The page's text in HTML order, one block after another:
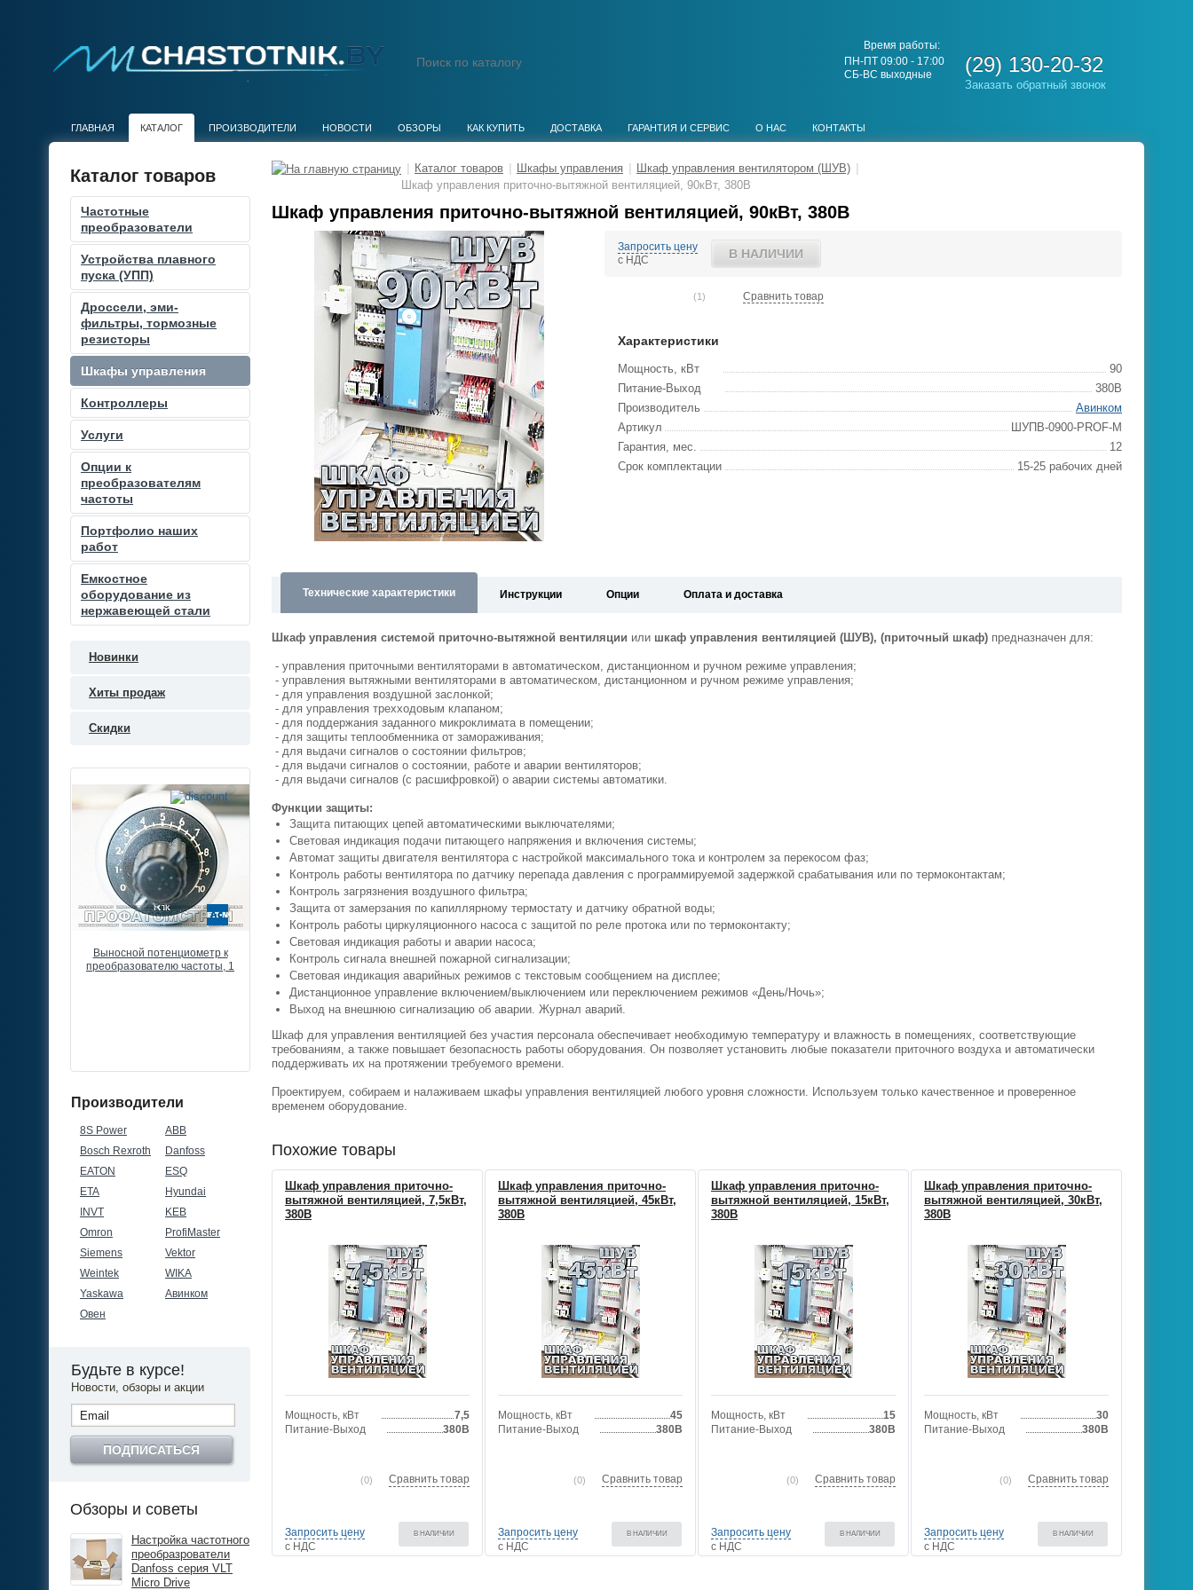
Время работы:
ПН-ПТ 09:00 - 17:00
СБ-ВС выходные
(29) 130-20-32
Заказать обратный звонок
ГЛАВНАЯ КАТАЛОГ ПРОИЗВОДИТЕЛИ НОВОСТИ ОБЗОРЫ КАК КУПИТЬ ДОСТАВКА ГАРАНТИЯ И СЕРВИС О НАС КОНТАКТЫ
Каталог товаров
Частотные
преобразователи
Устройства плавного
пуска (УПП)
Дроссели, эми-
фильтры, тормозные
резисторы
Шкафы управления
Контроллеры
Услуги
Опции к
преобразователям
частоты
Портфолио наших
работ
Емкостное
оборудование из
нержавеющей стали
Новинки
Хиты продаж
Скидки
Выносной потенциометр к
преобразователю частоты, 1
Частотный преобразователь
Danfoss VLT Micro Drive FC51,
22кВт, 43А, 380В, 3ф
Производители
8S Power
ABB
Bosch Rexroth
Danfoss
EATON
ESQ
ETA
Hyundai
INVT
KEB
Omron
ProfiMaster
Siemens
Vektor
Weintek
WIKA
Yaskawa
Авинком
Овен
Будьте в курсе!
Новости, обзоры и акции
ПОДПИСАТЬСЯ
Обзоры и советы
Настройка частотного
преобразрователи
Danfoss серия VLT
Micro Drive
Каталог товаров Шкафы управления Шкаф управления вентилятором (ШУВ)
Шкаф управления приточно-вытяжной вентиляцией, 90кВт, 380В
Шкаф управления приточно-вытяжной вентиляцией, 90кВт, 380В
Запросить цену
с НДС
В НАЛИЧИИ
(1) Сравнить товар
Характеристики
Мощность, кВт
90
Питание-Выход
380В
Производитель
Авинком
Артикул
ШУПВ-0900-PROF-M
Гарантия, мес.
12
Срок комплектации
15-25 рабочих дней
Технические характеристики Инструкции Опции Оплата и доставка
Шкаф управления системой приточно-вытяжной вентиляции или шкаф управления вентиляцией (ШУВ), (приточный шкаф) предназначен для:
- управления приточными вентиляторами в автоматическом, дистанционном и ручном режиме управления;
- управления вытяжными вентиляторами в автоматическом, дистанционном и ручном режиме управления;
- для управления воздушной заслонкой;
- для управления трехходовым клапаном;
- для поддержания заданного микроклимата в помещении;
- для защиты теплообменника от замораживания;
- для выдачи сигналов о состоянии фильтров;
- для выдачи сигналов о состоянии, работе и аварии вентиляторов;
- для выдачи сигналов (с расшифровкой) о аварии системы автоматики.
Функции защиты:
Защита питающих цепей автоматическими выключателями;
Световая индикация подачи питающего напряжения и включения системы;
Автомат защиты двигателя вентилятора c настройкой максимального тока и контролем за перекосом фаз;
Контроль работы вентилятора по датчику перепада давления c программируемой задержкой срабатывания или по термоконтактам;
Контроль загрязнения воздушного фильтра;
Защита от замерзания по капиллярному термостату и датчику обратной воды;
Контроль работы циркуляционного насоса c защитой по реле протока или по термоконтакту;
Световая индикация работы и аварии насоса;
Контроль сигнала внешней пожарной сигнализации;
Световая индикация аварийных режимов c текстовым сообщением на дисплее;
Дистанционное управление включением/выключением или переключением режимов «День/Ночь»;
Выход на внешнюю сигнализацию об аварии. Журнал аварий.
Шкаф для управления вентиляцией без участия персонала обеспечивает необходимую температуру и влажность в помещениях, соответствующие
требованиям, а также повышает безопасность работы оборудования. Он позволяет установить любые показатели приточного воздуха и автоматически
поддерживать их на протяжении требуемого времени.
Проектируем, собираем и налаживаем шкафы управления вентиляцией любого уровня сложности. Используем только качественное и проверенное
временем оборудование.
Похожие товары
Шкаф управления приточно-
вытяжной вентиляцией, 7,5кВт,
380В
Мощность, кВт
7,5
Питание-Выход
380В
(0) Сравнить товар
Запросить цену
с НДС
В НАЛИЧИИ
Шкаф управления приточно-
вытяжной вентиляцией, 45кВт,
380В
Мощность, кВт
45
Питание-Выход
380В
(0) Сравнить товар
Запросить цену
с НДС
В НАЛИЧИИ
Шкаф управления приточно-
вытяжной вентиляцией, 15кВт,
380В
Мощность, кВт
15
Питание-Выход
380В
(0) Сравнить товар
Запросить цену
с НДС
В НАЛИЧИИ
Шкаф управления приточно-
вытяжной вентиляцией, 30кВт,
380В
Мощность, кВт
30
Питание-Выход
380В
(0) Сравнить товар
Запросить цену
с НДС
В НАЛИЧИИ